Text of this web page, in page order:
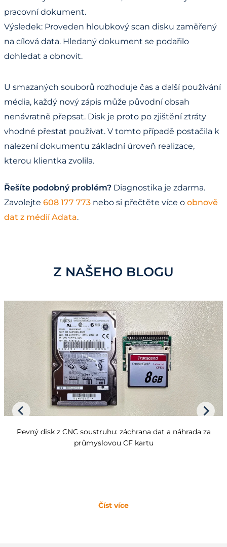
pracovní dokument.
Výsledek: Proveden hloubkový scan disku zaměřený
na cílová data. Hledaný dokument se podařilo
dohledat a obnovit.
U smazaných souborů rozhoduje čas a další používání
média, každý nový zápis může původní obsah
nenávratně přepsat. Disk je proto po zjištění ztráty
vhodné přestat používat. V tomto případě postačila k
nalezení dokumentu základní úroveň realizace,
kterou klientka zvolila.
Řešíte podobný problém? Diagnostika je zdarma.
Zavolejte 608 177 773 nebo si přečtěte více o obnově
dat z médií Adata.
Z NAŠEHO BLOGU
Pevný disk z CNC soustruhu: záchrana dat a náhrada za
průmyslovou CF kartu
Číst více